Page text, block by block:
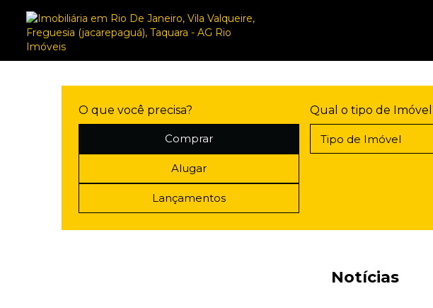
O que você precisa?
Comprar
Alugar
Lançamentos
Qual o tipo de
Notícias